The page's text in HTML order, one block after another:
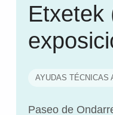
Etxetek
AYUDAS TÉCNICAS
Paseo de